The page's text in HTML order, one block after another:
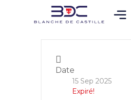
Date
15 Sep 2025
Expiré!